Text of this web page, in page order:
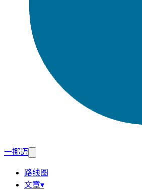
一挪迈
路线图
文章▾